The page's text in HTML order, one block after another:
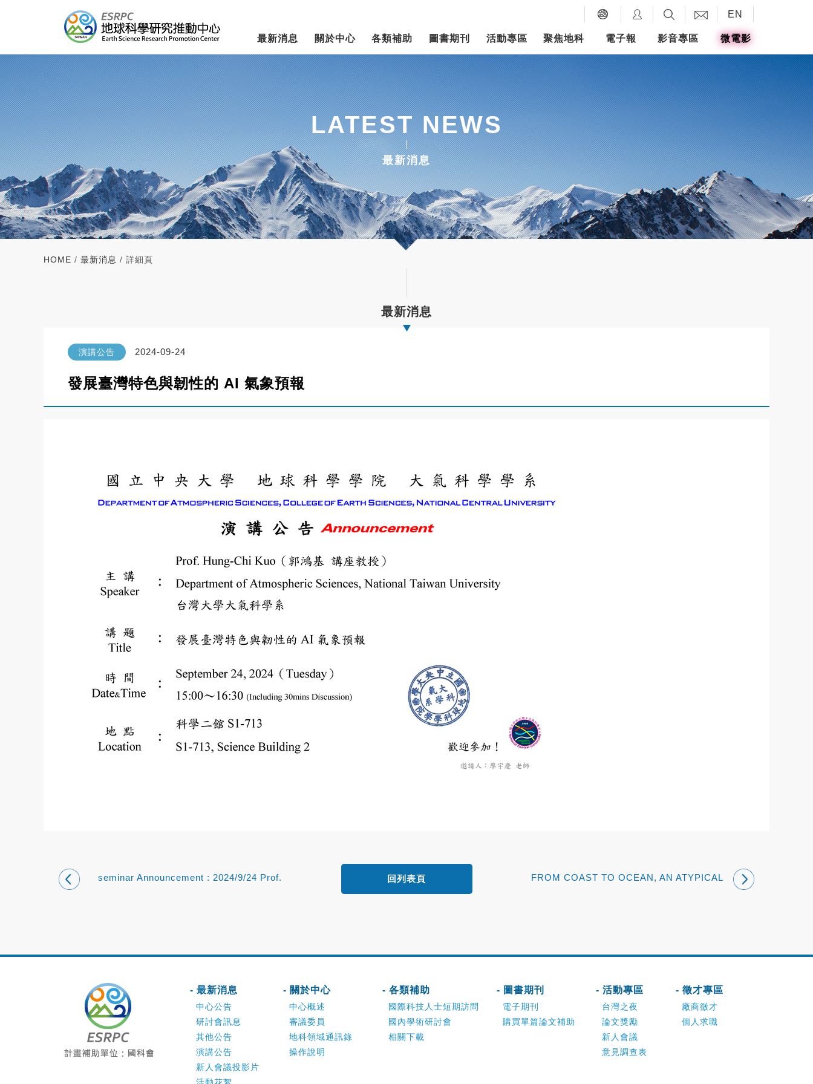
EN
最新消息 關於中心 各類補助 圖書期刊 活動專區 聚焦地科 電子報 影音專區 微電影
LATEST NEWS
最新消息
HOME / 最新消息 / 詳細頁
最新消息
演講公告 2024-09-24
發展臺灣特色與韌性的 AI 氣象預報
seminar Announcement : 2024/9/24 Prof.
FROM COAST TO OCEAN, AN ATYPICAL
回列表頁
- 最新消息
中心公告
研討會訊息
其他公告
演講公告
新人會議投影片
- 關於中心
中心概述
審議委員
地科領域通訊錄
操作說明
- 各類補助
國際科技人士短期訪問
國內學術研討會
相關下載
- 圖書期刊
電子期刊
購買單篇論文補助
- 活動專區
台灣之夜
論文獎勵
新人會議
意見調查表
- 徵才專區
廠商徵才
個人求職